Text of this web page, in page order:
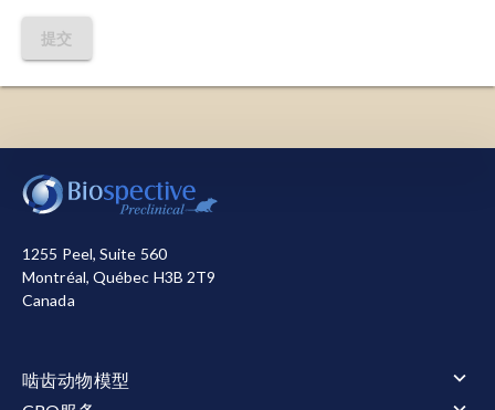
提交
用其他cookie来衡量您使用网站的情况或用于营销目
的，从而帮助我们进行改进。您可以选择全部接受或全
们的 隐私声明。
1255 Peel, Suite 560
Montréal, Québec H3B 2T9
Canada
啮齿动物模型
啮齿动物模型概述